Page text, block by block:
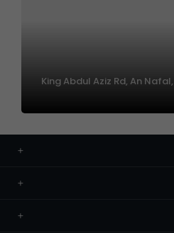
7463 King Abdul Aziz Rd, An